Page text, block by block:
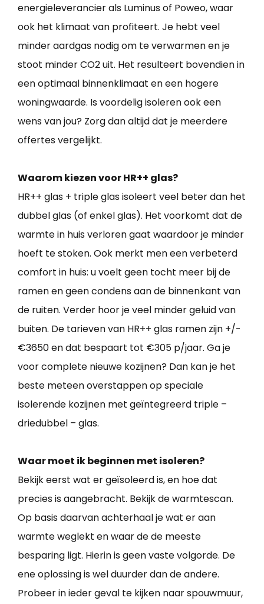
energieleverancier als Luminus of Poweo, waar
ook het klimaat van profiteert. Je hebt veel
minder aardgas nodig om te verwarmen en je
stoot minder CO2 uit. Het resulteert bovendien in
een optimaal binnenklimaat en een hogere
woningwaarde. Is voordelig isoleren ook een
wens van jou? Zorg dan altijd dat je meerdere
offertes vergelijkt.
Waarom kiezen voor HR++ glas?
HR++ glas + triple glas isoleert veel beter dan het
dubbel glas (of enkel glas). Het voorkomt dat de
warmte in huis verloren gaat waardoor je minder
hoeft te stoken. Ook merkt men een verbeterd
comfort in huis: u voelt geen tocht meer bij de
ramen en geen condens aan de binnenkant van
de ruiten. Verder hoor je veel minder geluid van
buiten. De tarieven van HR++ glas ramen zijn +/-
€3650 en dat bespaart tot €305 p/jaar. Ga je
voor complete nieuwe kozijnen? Dan kan je het
beste meteen overstappen op speciale
isolerende kozijnen met geïntegreerd triple –
driedubbel – glas.
Waar moet ik beginnen met isoleren?
Bekijk eerst wat er geïsoleerd is, en hoe dat
precies is aangebracht. Bekijk de warmtescan.
Op basis daarvan achterhaal je wat er aan
warmte weglekt en waar de de meeste
besparing ligt. Hierin is geen vaste volgorde. De
ene oplossing is wel duurder dan de andere.
Probeer in ieder geval te kijken naar spouwmuur,